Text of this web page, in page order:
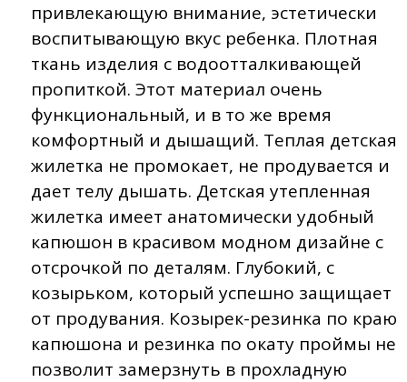
привлекающую внимание, эстетически
воспитывающую вкус ребенка. Плотная
ткань изделия с водоотталкивающей
пропиткой. Этот материал очень
функциональный, и в то же время
комфортный и дышащий. Теплая детская
жилетка не промокает, не продувается и
дает телу дышать. Детская утепленная
жилетка имеет анатомически удобный
капюшон в красивом модном дизайне с
отсрочкой по деталям. Глубокий, с
козырьком, который успешно защищает
от продувания. Козырек-резинка по краю
капюшона и резинка по окату проймы не
позволит замерзнуть в прохладную